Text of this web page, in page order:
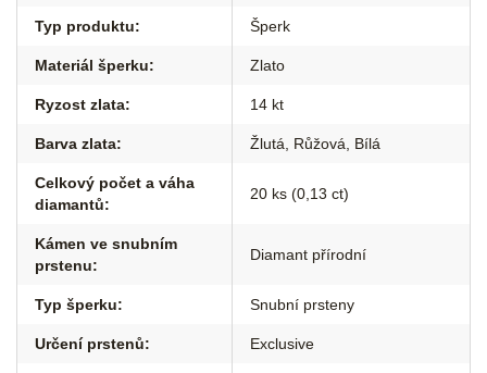
Typ produktu: Šperk
Materiál šperku: Zlato
Ryzost zlata: 14 kt
Barva zlata: Žlutá Růžová Bílá
Celkový počet a váha
diamantů:
20 ks (0,13 ct)
Kámen ve snubním
prstenu:
Diamant přírodní
Typ šperku: Snubní prsteny
Určení prstenů: Exclusive